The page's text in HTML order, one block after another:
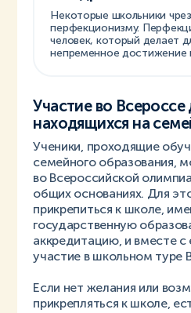
Некоторые школьники
перфекционизму.
человек, который делает
непременное достижение
Участие во
находящихся на
Ученики, проходящие
семейного образования,
во Всероссийской
общих основаниях. Для
прикрепиться к школе,
государственную
аккредитацию, и вместе с
участие в школьном туре
Если нет желания или
прикрепляться к школе,